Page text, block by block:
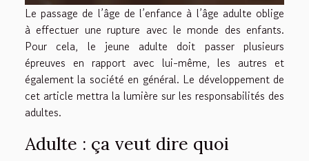
Le passage de l’âge de l’enfance à l’âge adulte oblige
à effectuer une rupture avec le monde des enfants.
Pour cela, le jeune adulte doit passer plusieurs
épreuves en rapport avec lui-même, les autres et
également la société en général. Le développement de
cet article mettra la lumière sur les responsabilités des
adultes.
Adulte : ça veut dire quoi